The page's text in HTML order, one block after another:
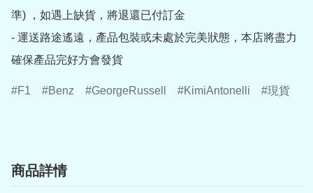
準) ，如遇上缺貨，將退還已付訂金
- 運送路途遙遠，產品包裝或未處於完美狀態，本店將盡力
確保產品完好方會發貨
F1 Benz GeorgeRussell KimiAntonelli 現貨
商品詳情